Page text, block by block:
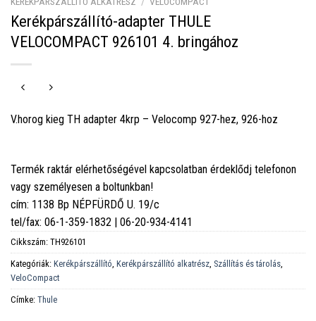
Kerékpárszállító-adapter THULE
VELOCOMPACT 926101 4. bringához
V.horog kieg TH adapter 4krp – Velocomp 927-hez, 926-hoz
Termék raktár elérhetőségével kapcsolatban érdeklődj telefonon
vagy személyesen a boltunkban!
cím: 1138 Bp NÉPFÜRDŐ U. 19/c
tel/fax: 06-1-359-1832 | 06-20-934-4141
Cikkszám: TH926101
Kategóriák: Kerékpárszállító Kerékpárszállító alkatrész Szállítás és tárolás
VeloCompact
Címke: Thule